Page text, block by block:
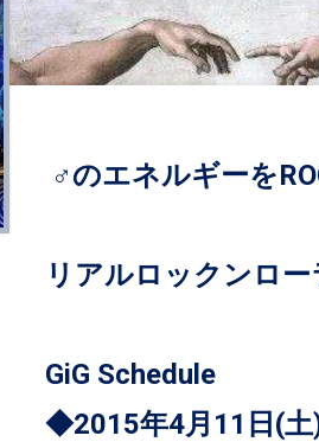
♂のエネルギーを
リアルロックンロー
GiG Schedule
◆2015年4月11日(土